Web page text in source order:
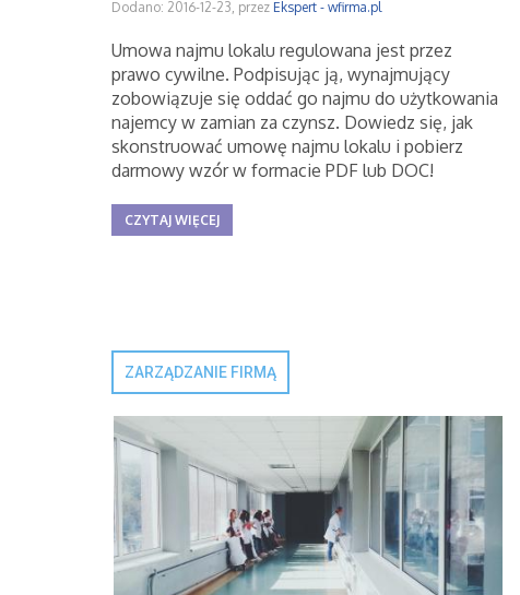
Dodano: 2016-12-23, przez Ekspert - wfirma.pl
Umowa najmu lokalu regulowana jest przez
prawo cywilne. Podpisując ją, wynajmujący
zobowiązuje się oddać go najmu do użytkowania
najemcy w zamian za czynsz. Dowiedz się, jak
skonstruować umowę najmu lokalu i pobierz
darmowy wzór w formacie PDF lub DOC!
CZYTAJ WIĘCEJ
ZARZĄDZANIE FIRMĄ